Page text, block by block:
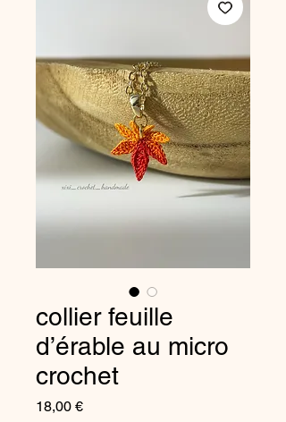
collier feuille
d’érable au micro
crochet
18,00 €Prix